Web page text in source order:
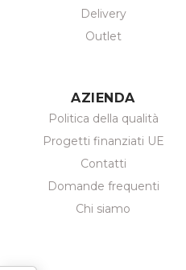
Delivery
Outlet
AZIENDA
Politica della qualità
Progetti finanziati UE
Contatti
Domande frequenti
Chi siamo